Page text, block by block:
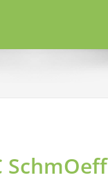
SchmOeff